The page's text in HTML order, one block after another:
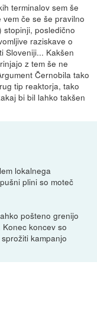
terminalov sem še
če se še pravilno
stopinji, posledično
raziskave o
Sloveniji... Kakšen
z tem še ne
Černobila tako
tip reaktorja, tako
bi bil lahko takšen
lokalnega
plini so moteč
pošteno grenijo
koncev so
kampanjo